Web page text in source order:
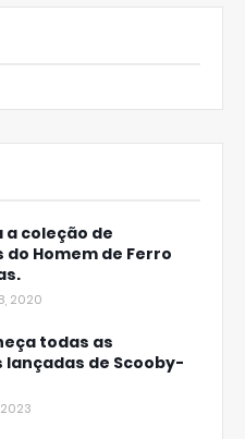
a coleção de
Homem de Ferro
2020
todas as
lançadas de Scooby-